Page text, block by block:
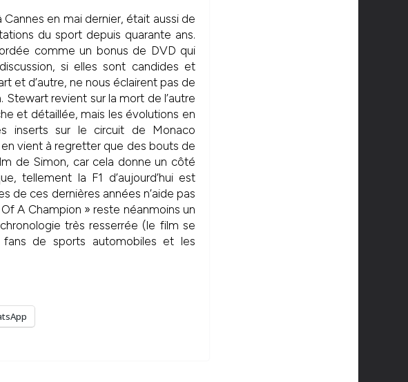
en mai dernier, était aussi de
du sport depuis quarante ans.
comme un bonus de DVD qui
si elles sont candides et
et d’autre, ne nous éclairent pas de
Stewart revient sur la mort de l’autre
et détaillée, mais les évolutions en
inserts sur le circuit de Monaco
en vient à regretter que des bouts de
de Simon, car cela donne un côté
tellement la F1 d’aujourd’hui est
de ces dernières années n’aide pas
A Champion » reste néanmoins un
très resserrée (le film se
de sports automobiles et les